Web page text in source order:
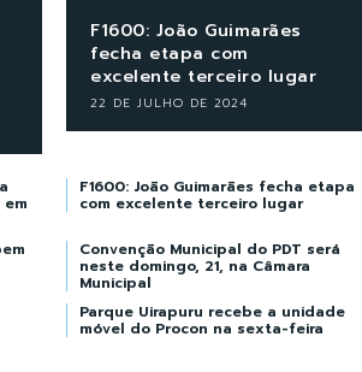
F1600: João Guimarães
fecha etapa com
excelente terceiro lugar
22 DE JULHO DE 2024
F1600: João Guimarães fecha etapa
com excelente terceiro lugar
Convenção Municipal do PDT será
neste domingo, 21, na Câmara
Municipal
Parque Uirapuru recebe a unidade
móvel do Procon na sexta-feira